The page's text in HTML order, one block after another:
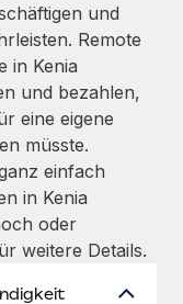
und
Remote
in Kenia
und bezahlen,
eine eigene
müsste.
einfach
in Kenia
oder
weitere Details.